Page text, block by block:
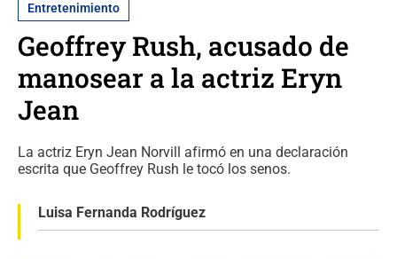
Entretenimiento
Geoffrey Rush, acusado de
manosear a la actriz Eryn
Jean
La actriz Eryn Jean Norvill afirmó en una declaración
escrita que Geoffrey Rush le tocó los senos.
Luisa Fernanda Rodríguez